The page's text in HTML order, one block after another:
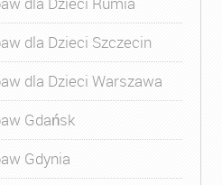
dla Dzieci Szczecin
dla Dzieci Warszawa
Gdańsk
Gdynia